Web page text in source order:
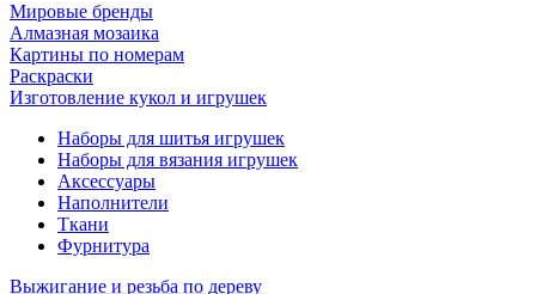
Мировые бренды
Алмазная мозаика
Картины по номерам
Раскраски
Изготовление кукол и игрушек
Наборы для шитья игрушек
Наборы для вязания игрушек
Аксессуары
Наполнители
Ткани
Фурнитура
Выжигание и резьба по дереву